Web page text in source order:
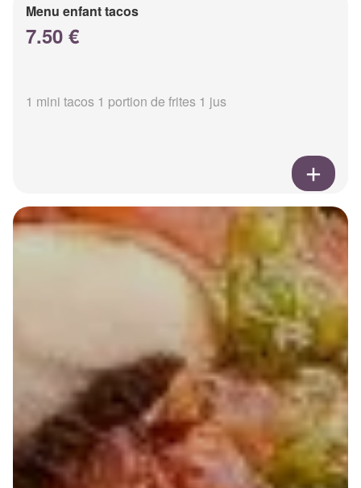
Menu enfant tacos
7.50 €
1 mini tacos 1 portion de frites 1 jus